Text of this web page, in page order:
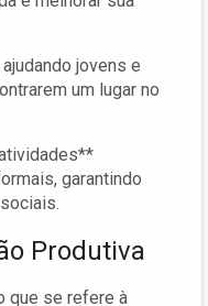
jovens e
um lugar no
garantindo
Produtiva
que se refere à